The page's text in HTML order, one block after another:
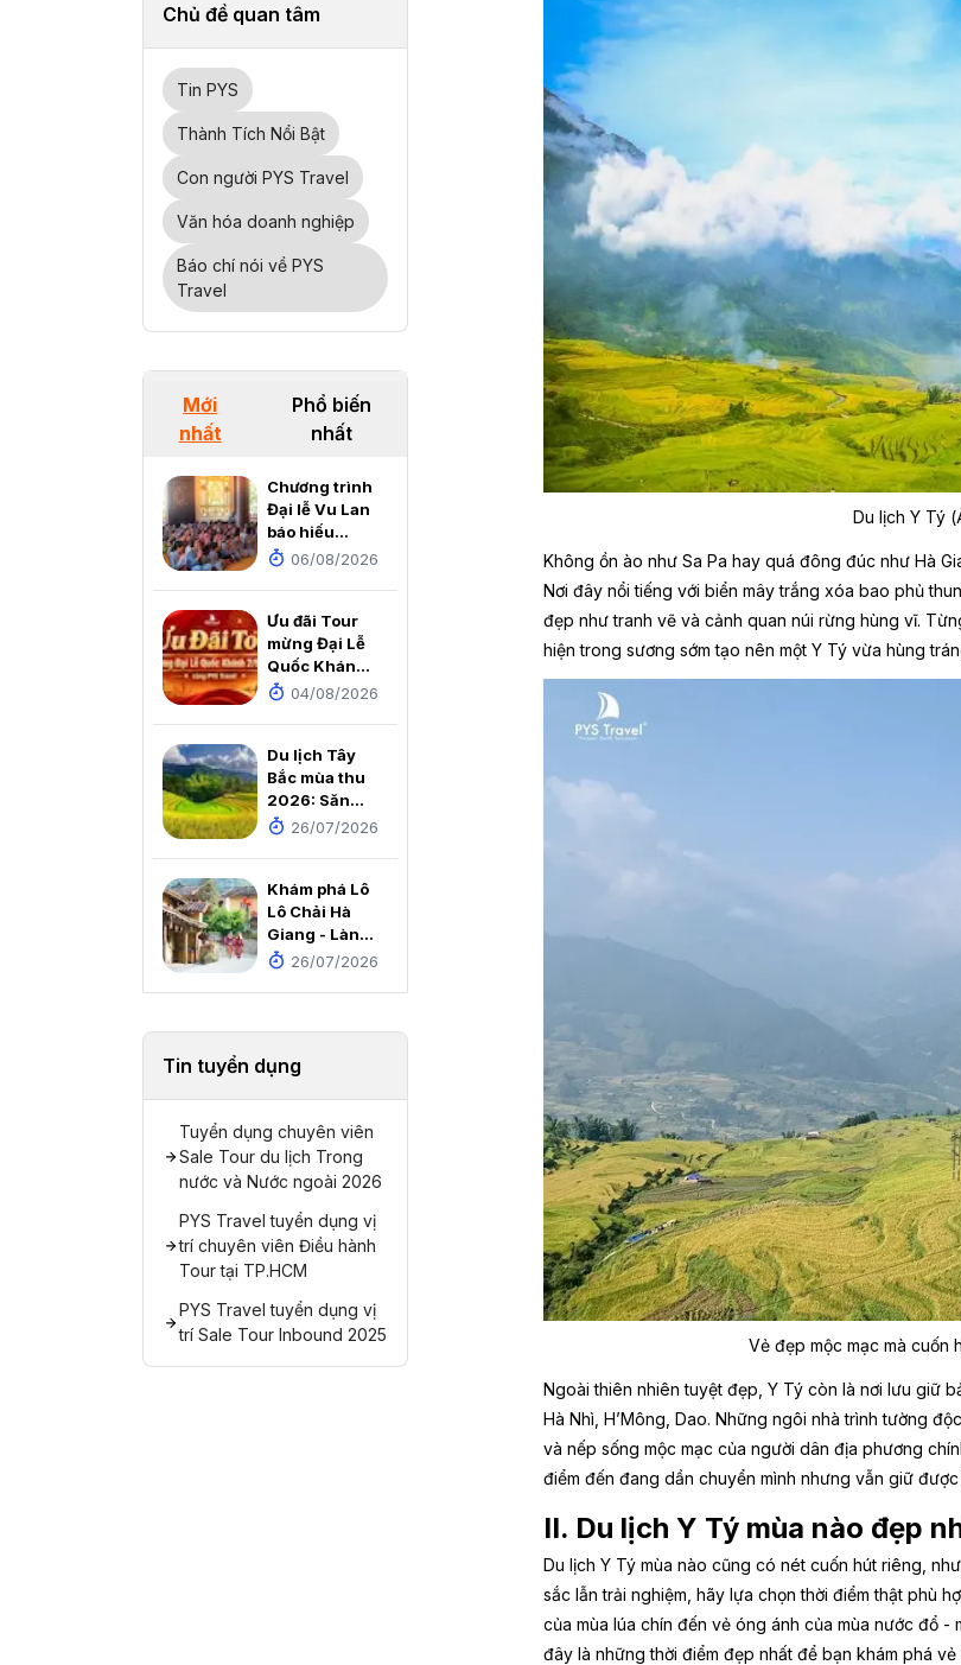
Chủ đề quan tâm
Tin PYS
Thành Tích Nổi Bật
Con người PYS Travel
Văn hóa doanh nghiệp
Báo chí nói về PYS
Travel
Mới
nhất
Phổ biến
nhất
Chương trình
Đại lễ Vu Lan
báo hiếu
2026 tại
06/08/2026
Ưu đãi Tour
mừng Đại Lễ
Quốc Khánh
2/9/2026
04/08/2026
Du lịch Tây
Bắc mùa thu
2026: Săn
mùa vàng, ôm
tầm mắt
26/07/2026
Khám phá Lô
Lô Chải Hà
Giang - Làng
du lịch tốt
26/07/2026
Tin tuyển dụng
Tuyển dụng chuyên viên
Sale Tour du lịch Trong
nước và Nước ngoài 2026
PYS Travel tuyển dụng vị
trí chuyên viên Điều hành
Tour tại TP.HCM
PYS Travel tuyển dụng vị
trí Sale Tour Inbound 2025
Du lịch Y Tý
Không ồn ào như Sa Pa hay quá đông đúc như Hà
Nơi đây nổi tiếng với biển mây trắng xóa bao phủ
đẹp như tranh vẽ và cảnh quan núi rừng hùng vĩ.
hiện trong sương sớm tạo nên một Y Tý vừa hùng
Vẻ đẹp mộc mạc mà cuốn
Ngoài thiên nhiên tuyệt đẹp, Y Tý còn là nơi lưu giữ
Hà Nhì, H’Mông, Dao. Những ngôi nhà trình tường
và nếp sống mộc mạc của người dân địa phương
điểm đến đang dần chuyển mình nhưng vẫn giữ
II. Du lịch Y Tý mùa nào đẹp
Du lịch Y Tý mùa nào cũng có nét cuốn hút riêng,
sắc lẫn trải nghiệm, hãy lựa chọn thời điểm thật phù
của mùa lúa chín đến vẻ óng ánh của mùa nước đổ -
đây là những thời điểm đẹp nhất để bạn khám phá